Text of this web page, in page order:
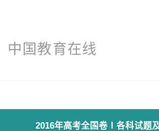
中国教育在线
2016年高考全国卷Ⅰ各科试题